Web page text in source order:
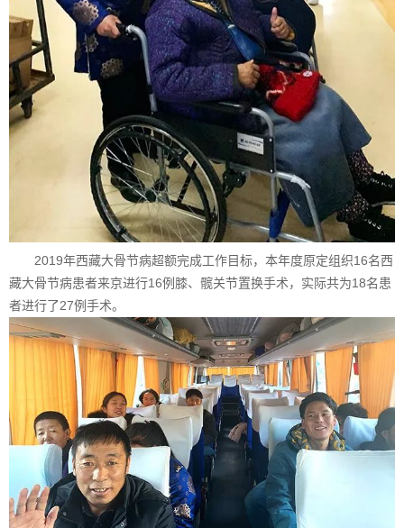
2019年西藏大骨节病超额完成工作目标，本年度原定组织16名西
藏大骨节病患者来京进行16例膝、髋关节置换手术，实际共为18名患
者进行了27例手术。